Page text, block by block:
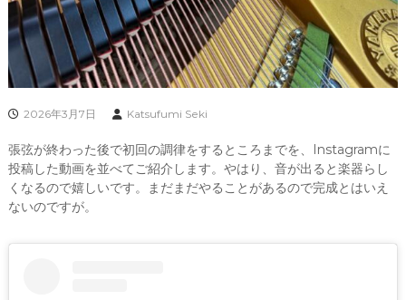
2026年3月7日 Katsufumi Seki
張弦が終わった後で初回の調律をするところまでを、Instagramに
投稿した動画を並べてご紹介します。やはり、音が出ると楽器らし
くなるので嬉しいです。まだまだやることがあるので完成とはいえ
ないのですが。